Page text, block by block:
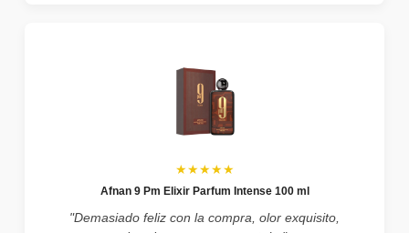
★★★★★
Afnan 9 Pm Elixir Parfum Intense 100 ml
"Demasiado feliz con la compra, olor exquisito,